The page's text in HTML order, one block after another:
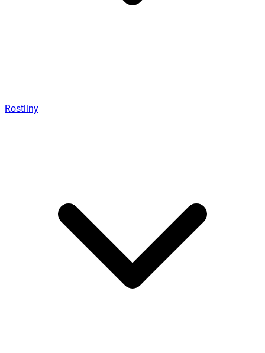
Rostliny